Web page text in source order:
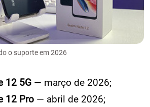
o suporte em 2026
12 5G — março de 2026;
12 Pro — abril de 2026;